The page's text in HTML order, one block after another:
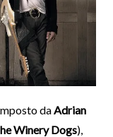
daAdrian
Winery Dogs),